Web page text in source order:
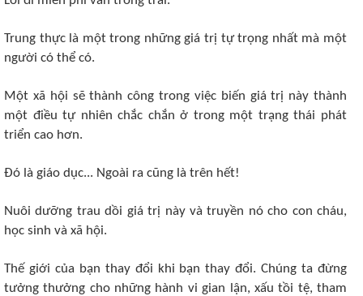
Trung thực là một trong những giá trị tự trọng nhất mà một
người có thể có.
Một xã hội sẽ thành công trong việc biến giá trị này thành
một điều tự nhiên chắc chắn ở trong một trạng thái phát
triển cao hơn.
Đó là giáo dục... Ngoài ra cũng là trên hết!
Nuôi dưỡng trau dồi giá trị này và truyền nó cho con cháu,
học sinh và xã hội.
Thế giới của bạn thay đổi khi bạn thay đổi. Chúng ta đừng
tưởng thưởng cho những hành vi gian lận, xấu tồi tệ, tham